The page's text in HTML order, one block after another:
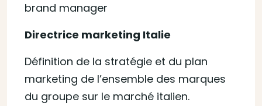
brand manager
Directrice marketing Italie
Définition de la stratégie et du plan
marketing de l’ensemble des marques
du groupe sur le marché italien.